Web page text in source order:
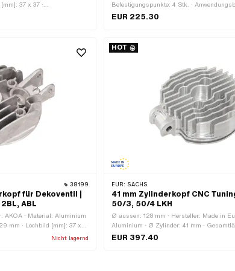
37 x 37 ·
Befestigungspunkte: 4 Stk.
Befestigungspunkte: 4 Stk. ·
EUR 225.30
38199
für Dekoventil |
ABL
AKOA · Material: Aluminium
mm · Lochbild [mm]: 37 x
Befestigungspunkte: 4
Nicht lagernd
HOT
FÜR: SACHS
41 mm Zylinderkopf CNC
50/3, 50/4 LKH
Ø aussen: 128 mm · Hersteller: Made in
Aluminium · Ø Zylinder: 41 mm ·
Höhe: 50 mm · Lochbild [mm]: 37 x 37 ·
EUR 397.40